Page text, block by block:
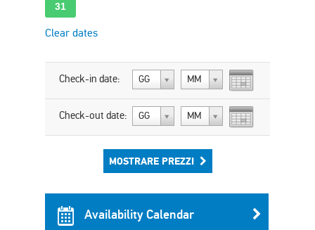
31
Clear dates
Check-in date: GG MM
Check-out date: GG MM
MOSTRARE PREZZI
Availability Calendar